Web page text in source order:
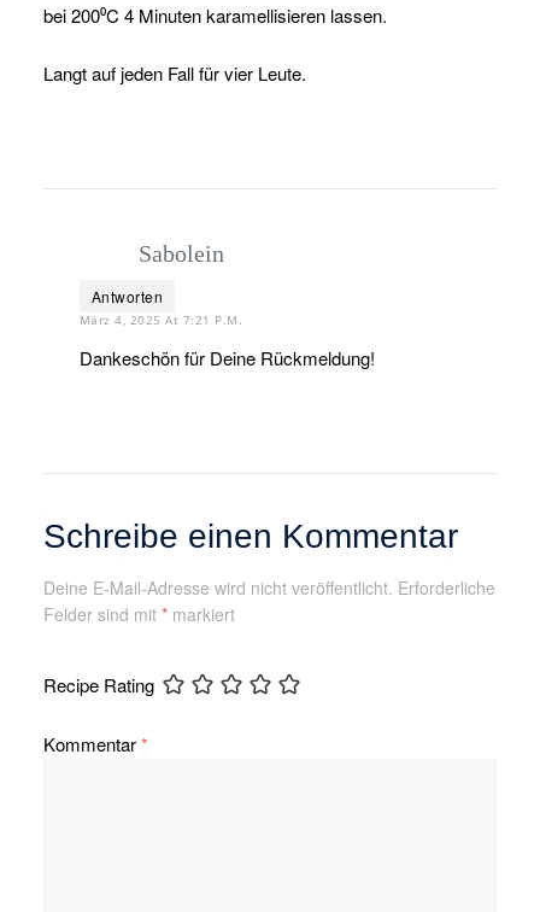
bei 200⁰C 4 Minuten karamellisieren lassen.
Langt auf jeden Fall für vier Leute.
Sabolein
Antworten
März 4, 2025 At 7:21 P.m.
Dankeschön für Deine Rückmeldung!
Schreibe einen Kommentar
Deine E-Mail-Adresse wird nicht veröffentlicht. Erforderliche
Felder sind mit *markiert
Recipe Rating
Kommentar*